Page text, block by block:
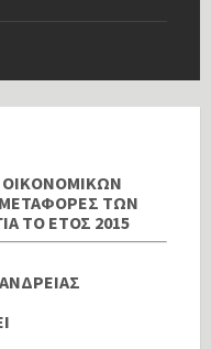
ΤΩΝ
ΤΟ ΕΤΟΣ 2015